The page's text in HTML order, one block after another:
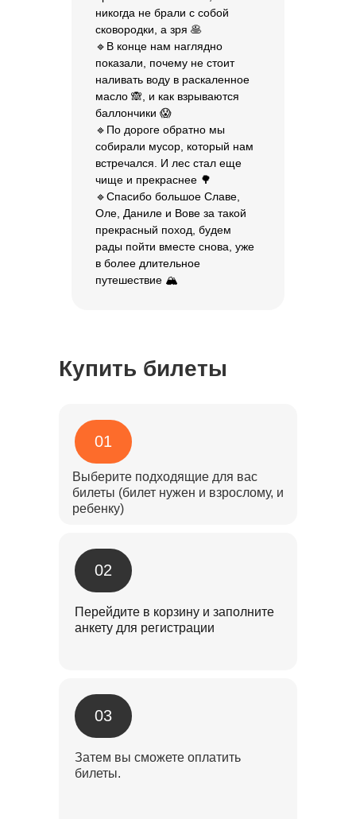
никогда не брали с собой
сковородки, а зря 🥞
🔹В конце нам наглядно
показали, почему не стоит
наливать воду в раскаленное
масло 🙈, и как взрываются
баллончики 😱
🔹По дороге обратно мы
собирали мусор, который нам
встречался. И лес стал еще
чище и прекраснее 🌳
🔹Спасибо большое Славе,
Оле, Даниле и Вове за такой
прекрасный поход, будем
рады пойти вместе снова, уже
в более длительное
путешествие 🏔️
Купить билеты
Выберите подходящие для вас
билеты (билет нужен и взрослому, и
ребенку)
01
Перейдите в корзину и заполните
анкету для регистрации
02
Затем вы сможете оплатить
билеты.
03